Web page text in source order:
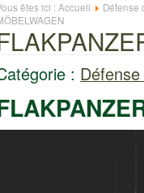
êtes ici : Accueil
Défense
: